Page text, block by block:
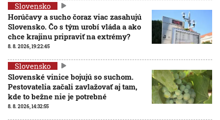
Slovensko
Horúčavy a sucho čoraz viac zasahujú
Slovensko. Čo s tým urobí vláda a ako
chce krajinu pripraviť na extrémy?
8. 8. 2026, 19:22:45
Slovensko
Slovenské vinice bojujú so suchom.
Pestovatelia začali zavlažovať aj tam,
kde to bežne nie je potrebné
8. 8. 2026, 14:32:55